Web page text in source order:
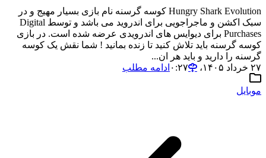
Hungry Shark Evolution کوسه گرسنه نام بازی بسیار مهیج و در
سبک اکشن و ماجراجویی برای اندروید می باشد و توسط Digital
Purchases برای دیوایس های اندرویدی عرضه شده است. در بازی
کوسه گرسنه باید تلاش کنید تا زنده بمانید ! شما نقش یک کوسه
گرسنه را دارید و باید هر ان...
۲۷ خرداد ۱۴۰۵،‏ ۰:۲۷
ادامه مطلب
موبایل